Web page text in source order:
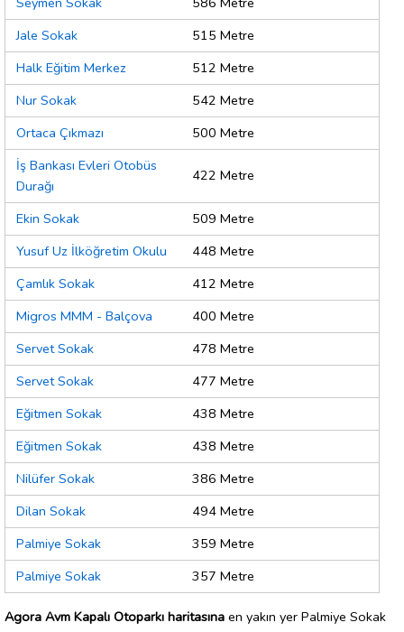
Jale Sokak
515 Metre
Halk Eğitim Merkez
512 Metre
Nur Sokak
542 Metre
Ortaca Çıkmazı
500 Metre
İş Bankası Evleri Otobüs
Durağı
422 Metre
Ekin Sokak
509 Metre
Yusuf Uz İlköğretim Okulu
448 Metre
Çamlık Sokak
412 Metre
Migros MMM - Balçova
400 Metre
Servet Sokak
478 Metre
Servet Sokak
477 Metre
Eğitmen Sokak
438 Metre
Eğitmen Sokak
438 Metre
Nilüfer Sokak
386 Metre
Dilan Sokak
494 Metre
Palmiye Sokak
359 Metre
Palmiye Sokak
357 Metre
Agora Avm Kapalı Otoparkı haritasına en yakın yer Palmiye Sokak